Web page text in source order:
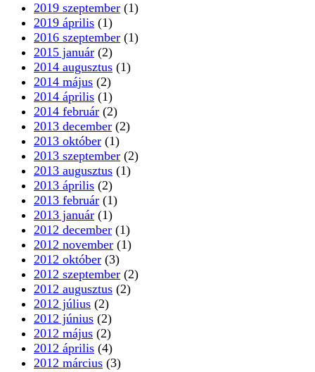
2019 szeptember (1)
2019 április (1)
2016 szeptember (1)
2015 január (2)
2014 augusztus (1)
2014 május (2)
2014 április (1)
2014 február (2)
2013 december (2)
2013 október (1)
2013 szeptember (2)
2013 augusztus (1)
2013 április (2)
2013 február (1)
2013 január (1)
2012 december (1)
2012 november (1)
2012 október (3)
2012 szeptember (2)
2012 augusztus (2)
2012 július (2)
2012 június (2)
2012 május (2)
2012 április (4)
2012 március (3)